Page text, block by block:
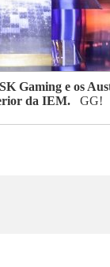
Gaming e os
da IEM. GG!